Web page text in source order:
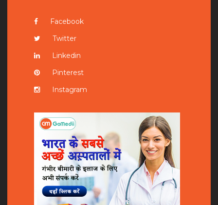
Facebook
Twitter
Linkedin
Pinterest
Instagram